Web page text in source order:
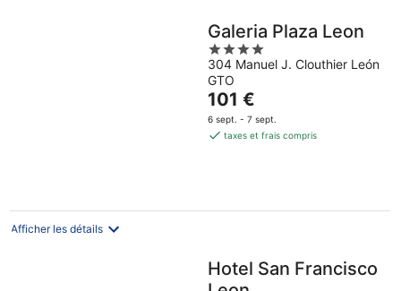
Galeria Plaza Leon
4
out
of
5
304 Manuel J. Clouthier León
GTO
Le
prix
est
101 €
6 sept. - 7 sept.
taxes et frais compris
Afficher les détails
Hotel San Francisco